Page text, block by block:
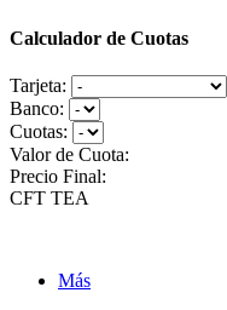
Calculador de Cuotas
Tarjeta:
Banco:
Cuotas:
Valor de Cuota:
Precio Final:
CFT TEA
Más